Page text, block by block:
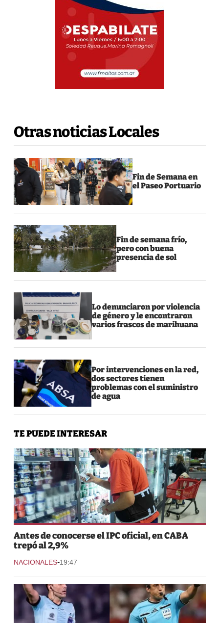
Otras noticias Locales
Fin de Semana en
el Paseo Portuario
Fin de semana frío,
pero con buena
presencia de sol
Lo denunciaron por violencia
de género y le encontraron
varios frascos de marihuana
Por intervenciones en la red,
dos sectores tienen
problemas con el suministro
de agua
TE PUEDE INTERESAR
Antes de conocerse el IPC oficial, en CABA
trepó al 2,9%
NACIONALES-19:47